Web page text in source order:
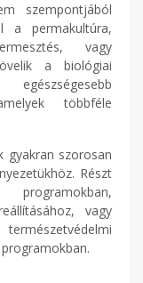
szempontjából
a permakultúra,
vagy
a biológiai
többféle
gyakran szorosan
Részt
vagy